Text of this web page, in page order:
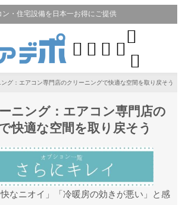
ン・住宅設備を日本一お得にご提供
   


グ：エアコン専門店のクリーニングで快適な空間を取り戻そう
ニング：エアコン専門店の
快適な空間を取り戻そう
快なニオイ」「冷暖房の効きが悪い」と感